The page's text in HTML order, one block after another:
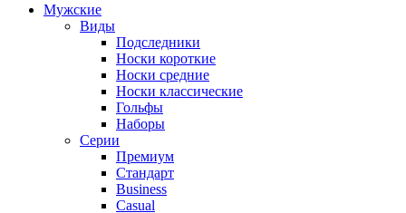
Мужские
Виды
Подследники
Носки короткие
Носки средние
Носки классические
Гольфы
Наборы
Серии
Премиум
Стандарт
Business
Casual